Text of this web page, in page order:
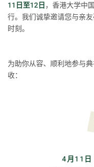
11日至12日 ，香港大学中
行。我们诚挚邀请您与亲
时刻。
为助你从容、顺利地参与
收：
4月11日